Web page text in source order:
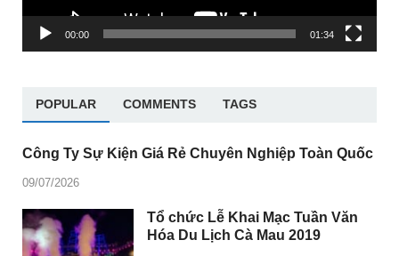
00:00 01:34
POPULAR COMMENTS TAGS
Công Ty Sự Kiện Giá Rẻ Chuyên Nghiệp Toàn Quốc
09/07/2026
Tổ chức Lễ Khai Mạc Tuần Văn
Hóa Du Lịch Cà Mau 2019